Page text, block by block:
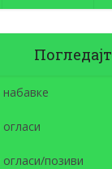
набавке
огласи
огласи/позиви